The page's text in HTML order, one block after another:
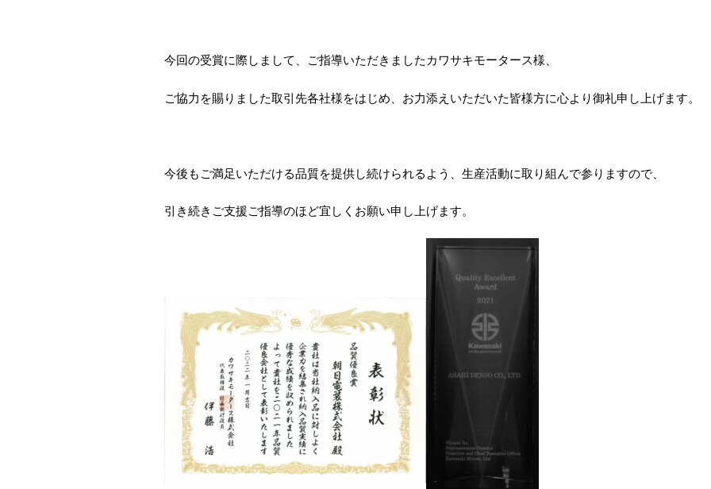
今回の受賞に際しまして、ご指導いただきましたカワサキモータース様、
ご協力を賜りました取引先各社様をはじめ、お力添えいただいた皆様方に心より御礼申し上げます。
今後もご満足いただける品質を提供し続けられるよう、生産活動に取り組んで参りますので、
引き続きご支援ご指導のほど宜しくお願い申し上げます。